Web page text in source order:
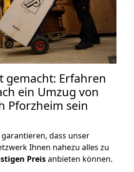
gemacht: Erfahren
ein Umzug von
Pforzheim sein
dass unser
Ihnen nahezu alles zu
Preisanbieten können.